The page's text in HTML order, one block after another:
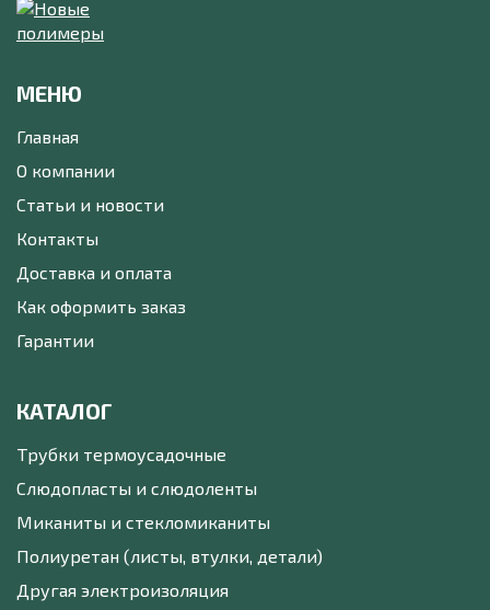
МЕНЮ
Главная
О компании
Статьи и новости
Контакты
Доставка и оплата
Как оформить заказ
Гарантии
КАТАЛОГ
Трубки термоусадочные
Слюдопласты и слюдоленты
Миканиты и стекломиканиты
Полиуретан (листы, втулки, детали)
Другая электроизоляция